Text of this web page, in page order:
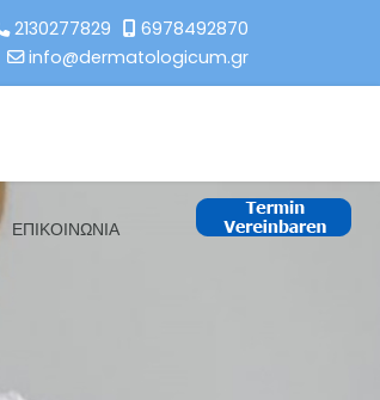
2130277829
6978492870
info@dermatologicum.gr
ΕΠΙΚΟΙΝΩΝΙΑ